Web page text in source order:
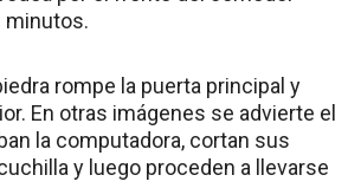
minutos.
rompe la puerta principal y
En otras imágenes se advierte el
la computadora, cortan sus
y luego proceden a llevarse